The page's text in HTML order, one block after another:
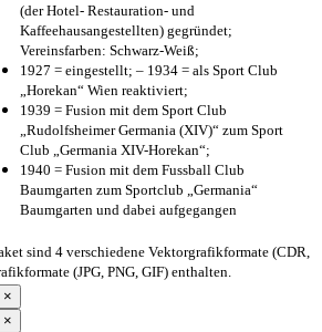
(der Hotel- Restauration- und
Kaffeehausangestellten) gegründet;
Vereinsfarben: Schwarz-Weiß;
1927 = eingestellt; – 1934 = als Sport Club
„Horekan“ Wien reaktiviert;
1939 = Fusion mit dem Sport Club
„Rudolfsheimer Germania (XIV)“ zum Sport
Club „Germania XIV-Horekan“;
1940 = Fusion mit dem Fussball Club
Baumgarten zum Sportclub „Germania“
Baumgarten und dabei aufgegangen
sind 4 verschiedene Vektorgrafikformate (CDR,
(JPG, PNG, GIF) enthalten.
×
×